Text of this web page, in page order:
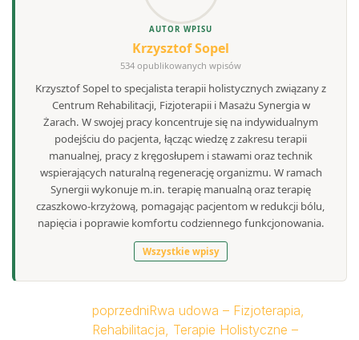
AUTOR WPISU
Krzysztof Sopel
534 opublikowanych wpisów
Krzysztof Sopel to specjalista terapii holistycznych związany z
Centrum Rehabilitacji, Fizjoterapii i Masażu Synergia w
Żarach. W swojej pracy koncentruje się na indywidualnym
podejściu do pacjenta, łącząc wiedzę z zakresu terapii
manualnej, pracy z kręgosłupem i stawami oraz technik
wspierających naturalną regenerację organizmu. W ramach
Synergii wykonuje m.in. terapię manualną oraz terapię
czaszkowo-krzyżową, pomagając pacjentom w redukcji bólu,
napięcia i poprawie komfortu codziennego funkcjonowania.
Wszystkie wpisy
poprzedniRwa udowa – Fizjoterapia,
Rehabilitacja, Terapie Holistyczne –